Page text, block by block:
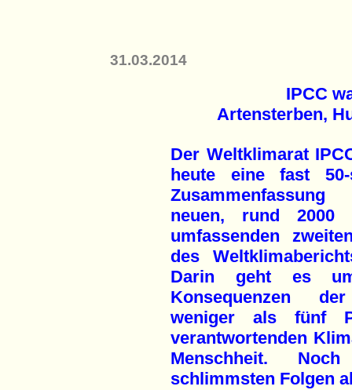
31.03.2014
IPCC
Artensterben,
Der Weltklimarat
heute eine fast 50-
neuen, rund 2000
umfassenden
des
Darin geht es
Konsequenzen
weniger als fünf
verantwortenden
Menschheit.
schlimmsten Folgen